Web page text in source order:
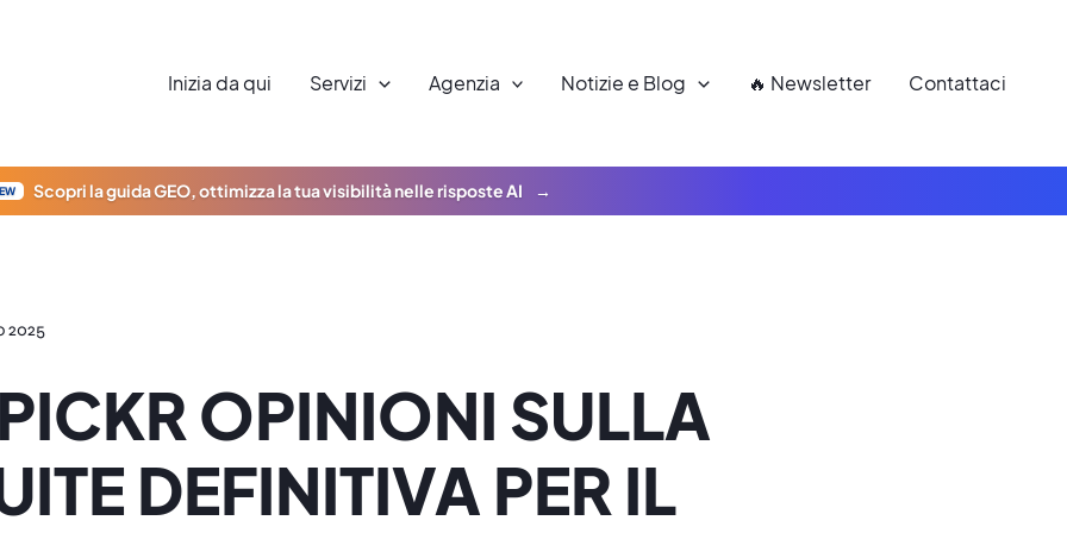
Inizia da qui Servizi Agenzia Notizie e Blog 🔥 Newsletter Contattaci
Scopri la guida GEO, ottimizza la tua visibilità nelle risposte AI
2025
OPINIONI SULLA
DEFINITIVA PER IL